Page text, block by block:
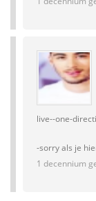
live--one-
-sorry als je
1 decennium